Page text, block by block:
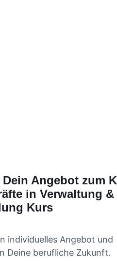
Angebot zum
in Verwaltung &
Kurs
individuelles Angebot und
Deine berufliche Zukunft.